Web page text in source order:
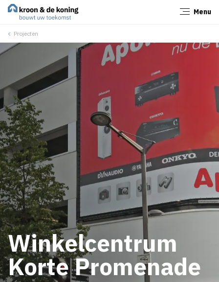
Menu
Projecten
Winkelcentrum
Korte Promenade
Sluiten